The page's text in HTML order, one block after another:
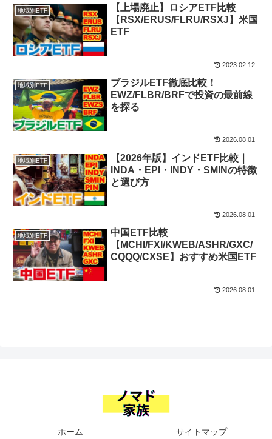
地域別ETF
【上場廃止】ロシアETF比較
【RSX/ERUS/FLRU/RSXJ】米国
ETF
2023.02.12
地域別ETF
ブラジルETF徹底比較！
EWZ/FLBR/BRFで投資の最前線
を探る
2026.08.01
地域別ETF
【2026年版】インドETF比較｜
INDA・EPI・INDY・SMINの特徴
と選び方
2026.08.01
地域別ETF
中国ETF比較
【MCHI/FXI/KWEB/ASHR/GXC/
CQQQ/CXSE】おすすめ米国ETF
2026.08.01
ホーム サイトマップ